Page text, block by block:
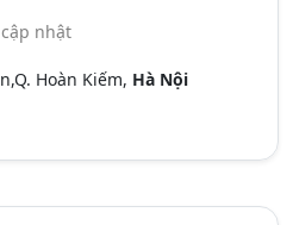
nhật
Hoàn Kiếm, Hà Nội